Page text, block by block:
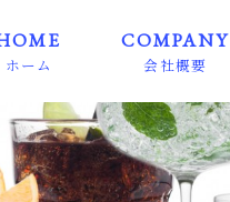
ホーム
COMPANY
会社概要